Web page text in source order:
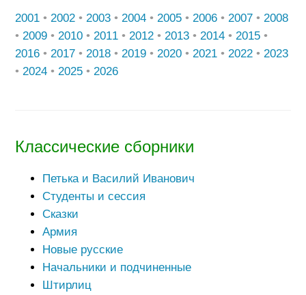
2001 • 2002 • 2003 • 2004 • 2005 • 2006 • 2007 • 2008
• 2009 • 2010 • 2011 • 2012 • 2013 • 2014 • 2015 •
2016 • 2017 • 2018 • 2019 • 2020 • 2021 • 2022 • 2023
• 2024 • 2025 • 2026
Классические сборники
Петька и Василий Иванович
Студенты и сессия
Сказки
Армия
Новые русские
Начальники и подчиненные
Штирлиц